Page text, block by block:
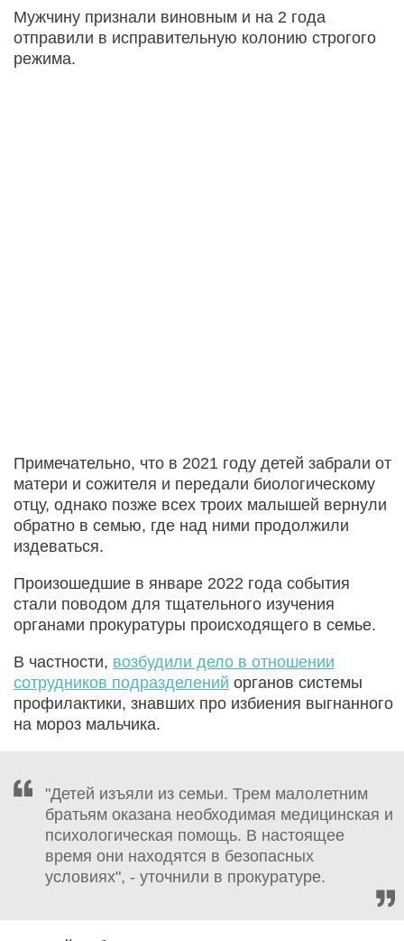
Мужчину признали виновным и на 2 года
отправили в исправительную колонию строгого
режима.
Примечательно, что в 2021 году детей забрали от
матери и сожителя и передали биологическому
отцу, однако позже всех троих малышей вернули
обратно в семью, где над ними продолжили
издеваться.
Произошедшие в январе 2022 года события
стали поводом для тщательного изучения
органами прокуратуры происходящего в семье.
В частности, возбудили дело в отношении
сотрудников подразделений органов системы
профилактики, знавших про избиения выгнанного
на мороз мальчика.
"Детей изъяли из семьи. Трем малолетним
братьям оказана необходимая медицинская и
психологическая помощь. В настоящее
время они находятся в безопасных
условиях", - уточнили в прокуратуре.